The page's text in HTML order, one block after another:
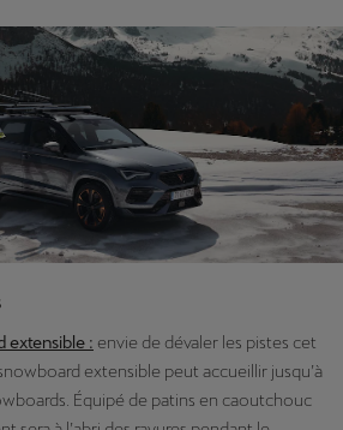
extensible : envie de dévaler les pistes cet
extensible peut accueillir jusqu’à
Équipé de patins en caoutchouc